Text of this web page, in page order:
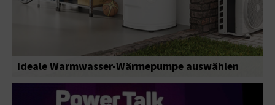
Ideale Warmwasser-Wärmepumpe auswählen